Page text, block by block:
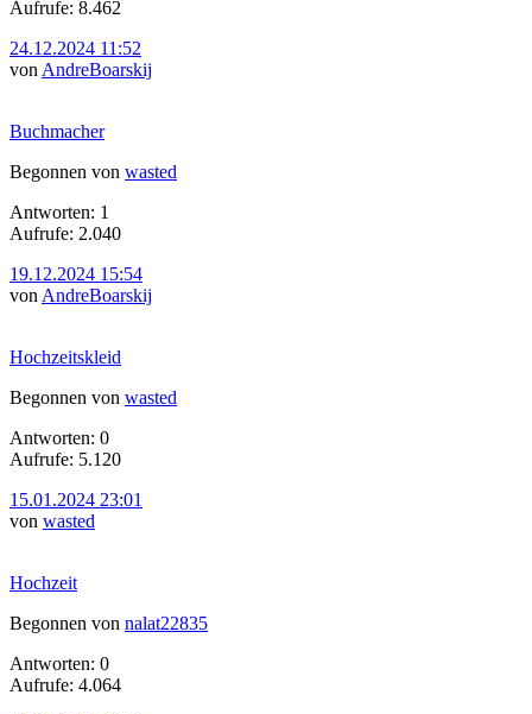
Aufrufe: 8.462
24.12.2024 11:52
von AndreBoarskij
Buchmacher
Begonnen von wasted
Antworten: 1
Aufrufe: 2.040
19.12.2024 15:54
von AndreBoarskij
Hochzeitskleid
Begonnen von wasted
Antworten: 0
Aufrufe: 5.120
15.01.2024 23:01
von wasted
Hochzeit
Begonnen von nalat22835
Antworten: 0
Aufrufe: 4.064